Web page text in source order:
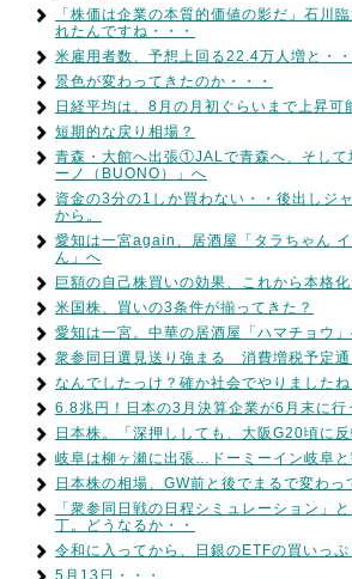
「株価は企業の本質的価値の影だ」石川
れたんですね・・・
米雇用者数、予想上回る22.4万人増と・・
景色が変わってきたのか・・・
日経平均は、8月の月初ぐらいまで上昇可
短期的な戻り相場？
青森・大館へ出張①JALで青森へ、そして
ーノ（BUONO）」へ
資金の3分の1しか買わない・・後出しジ
から。
愛知は一宮again、居酒屋「タラちゃん
ん」へ
巨額の自己株買いの効果、これから本格化
米国株、買いの3条件が揃ってきた？
愛知は一宮。中華の居酒屋「ハマチョウ
衆参同日選見送り強まる 消費増税予定
なんでしたっけ？確か社会でやりました
6.8兆円！日本の3月決算企業が6月末に行
日本株。「深押ししても、大阪G20頃に反
岐阜は柳ヶ瀬に出張…ドーミーイン岐阜と
日本株の相場、GW前と後でまるで変わっ
「衆参同日戦の日程シミュレーション」
丁。どうなるか・・
令和に入ってから、日銀のETFの買いっぷ
5月13日・・・